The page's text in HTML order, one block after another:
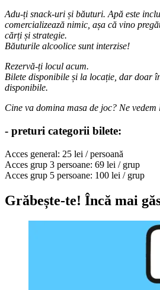
Adu-ți snack-uri și băuturi. Apă este
comercializează nimic, așa că vino
cărți și strategie.
Băuturile alcoolice sunt interzise!
Rezervă-ți locul acum.
Bilete disponibile și la locație, dar doar
disponibile.
Cine va domina masa de joc? Ne
- preturi categorii bilete:
Acces general: 25 lei / persoană
Acces grup 3 persoane: 69 lei / grup
Acces grup 5 persoane: 100 lei / grup
Grăbește-te! Încă mai